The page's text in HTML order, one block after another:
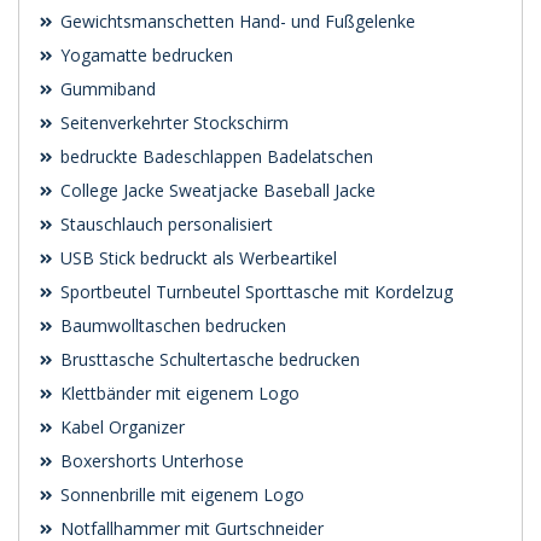
Gewichtsmanschetten Hand- und Fußgelenke
Yogamatte bedrucken
Gummiband
Seitenverkehrter Stockschirm
bedruckte Badeschlappen Badelatschen
College Jacke Sweatjacke Baseball Jacke
Stauschlauch personalisiert
USB Stick bedruckt als Werbeartikel
Sportbeutel Turnbeutel Sporttasche mit Kordelzug
Baumwolltaschen bedrucken
Brusttasche Schultertasche bedrucken
Klettbänder mit eigenem Logo
Kabel Organizer
Boxershorts Unterhose
Sonnenbrille mit eigenem Logo
Notfallhammer mit Gurtschneider